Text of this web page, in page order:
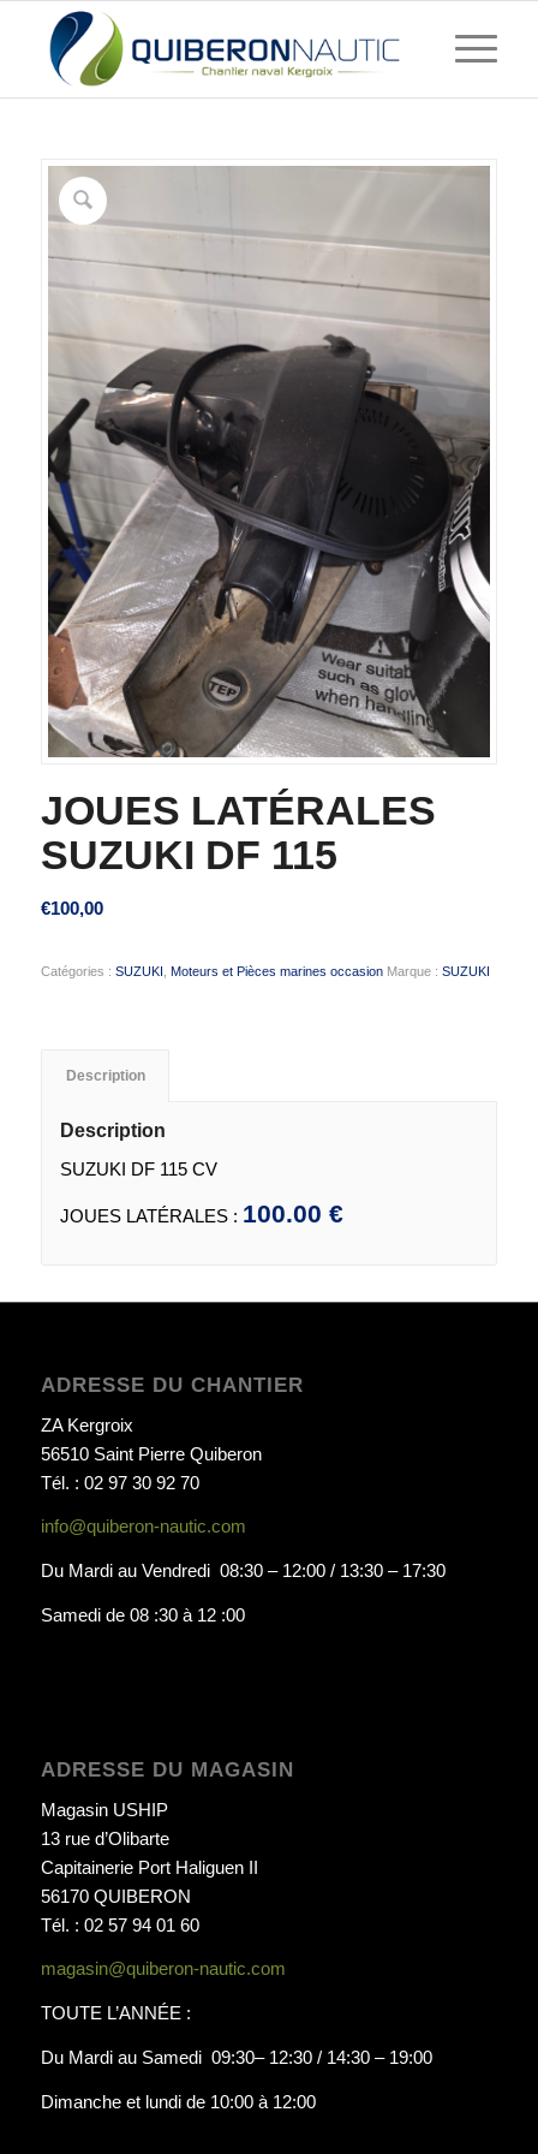
JOUES LATÉRALES
SUZUKI DF 115
€100,00
Catégories : SUZUKI Moteurs et Pièces marines occasion Marque : SUZUKI
Description
Description
SUZUKI DF 115 CV
JOUES LATÉRALES : 100.00 €
ADRESSE DU CHANTIER
ZA Kergroix
56510 Saint Pierre Quiberon
Tél. : 02 97 30 92 70
info@quiberon-nautic.com
Du Mardi au Vendredi 08:30 – 12:00 / 13:30 – 17:30
Samedi de 08 :30 à 12 :00
ADRESSE DU MAGASIN
Magasin USHIP
13 rue d’Olibarte
Capitainerie Port Haliguen II
56170 QUIBERON
Tél. : 02 57 94 01 60
magasin@quiberon-nautic.com
TOUTE L’ANNÉE :
Du Mardi au Samedi 09:30– 12:30 / 14:30 – 19:00
Dimanche et lundi de 10:00 à 12:00